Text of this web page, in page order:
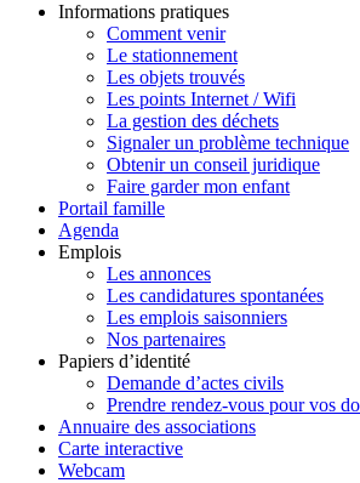
Informations pratiques
Comment venir
Le stationnement
Les objets trouvés
Les points Internet / Wifi
La gestion des déchets
Signaler un problème technique
Obtenir un conseil juridique
Faire garder mon enfant
Portail famille
Agenda
Emplois
Les annonces
Les candidatures spontanées
Les emplois saisonniers
Nos partenaires
Papiers d’identité
Demande d’actes civils
Prendre rendez-vous pour vos
Annuaire des associations
Carte interactive
Webcam